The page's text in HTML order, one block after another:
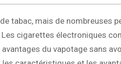
tabac, mais de nombreuses
cigarettes électroniques
du vapotage sans